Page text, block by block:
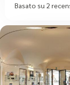
Basato su 2